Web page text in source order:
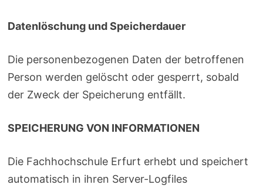
Datenlöschung und Speicherdauer
Die personenbezogenen Daten der betroffenen
Person werden gelöscht oder gesperrt, sobald
der Zweck der Speicherung entfällt.
SPEICHERUNG VON INFORMATIONEN
Die Fachhochschule Erfurt erhebt und speichert
automatisch in ihren Server-Logfiles